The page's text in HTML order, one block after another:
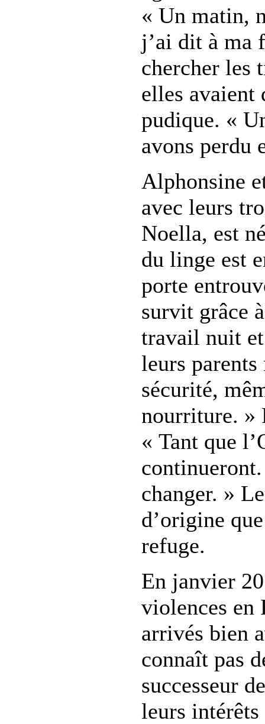
« Un matin,
j’ai dit à ma
chercher les
elles avaient
pudique. «
avons perdu
Alphonsine
avec leurs
Noella, est
du linge est
porte
survit grâce
travail nuit
leurs
sécurité,
nourriture. »
« Tant que
changer. »
d’origine
refuge.
En janvier
violences en
arrivés bien
connaît pas
successeur
leurs